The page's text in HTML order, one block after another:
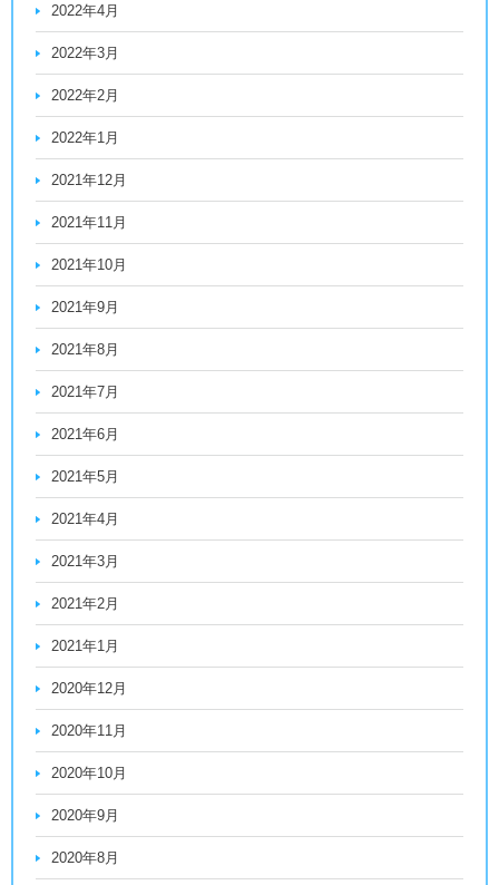
2022年4月
2022年3月
2022年2月
2022年1月
2021年12月
2021年11月
2021年10月
2021年9月
2021年8月
2021年7月
2021年6月
2021年5月
2021年4月
2021年3月
2021年2月
2021年1月
2020年12月
2020年11月
2020年10月
2020年9月
2020年8月